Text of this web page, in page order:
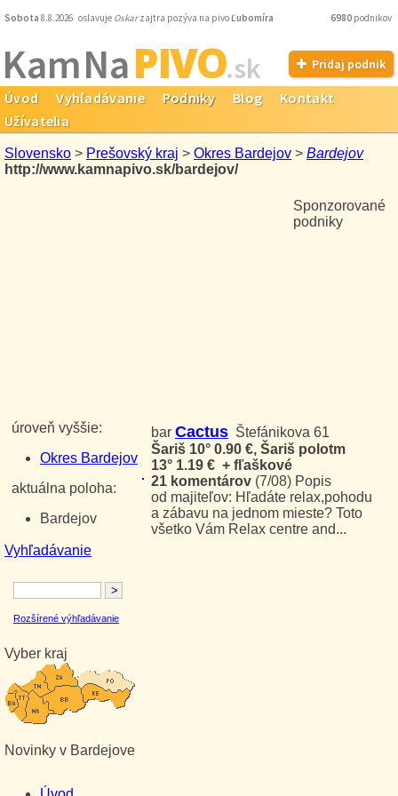
Sobota 8.8.2026 oslavuje Oskarzajtra pozýva na pivo Ľubomíra 6980 podnikov
Kam NaPIVO.sk Pridaj podnik
Úvod Vyhľadávanie Podniky Blog
Kontakt
Užívatelia
Slovensko > Prešovský kraj > Okres Bardejov > Bardejov
Vyhľadávanie
Rozšírené výhľadávanie
Vyber kraj
Novinky v Bardejove
http://www.kamnapivo.sk/bardejov/
úroveň vyššie:
Okres Bardejov
aktuálna poloha:
Bardejov
Sponzorované
podniky
bar Cactus Štefánikova 61
Šariš 10° 0.90 €, Šariš polotm
13° 1.19 € + fľaškové
21 komentárov (7/08) Popis
od majiteľov: Hľadáte relax,pohodu
a zábavu na jednom mieste? Toto
všetko Vám Relax centre and...